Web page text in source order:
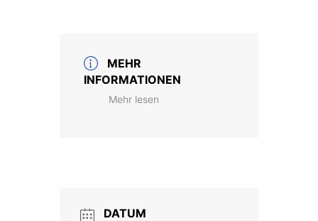
MEHR
INFORMATIONEN
Mehr lesen
DATUM